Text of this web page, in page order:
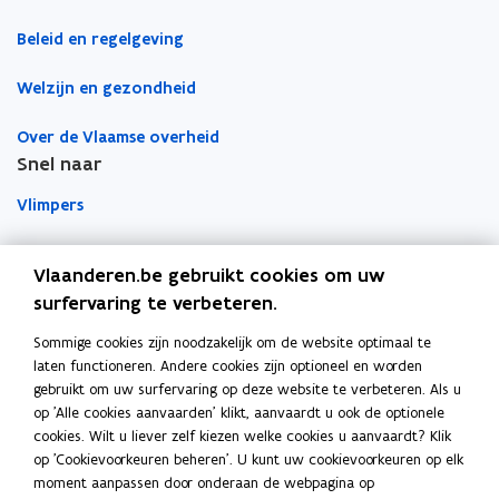
i
u
v
e
n
i
u
v
e
n
e
r
l
m
o
Beleid en regelgeving
Welzijn en gezondheid
Over de Vlaamse overheid
Snel naar
Vlimpers
Orafin
Dit is een website van
Agentschap Overheidspersoneel
Het Facilitair Bedrijf
Digitaal Vlaanderen
Vlaanderen.be gebruikt cookies om uw
surfervaring te verbeteren.
Sommige cookies zijn noodzakelijk om de website optimaal te
laten functioneren. Andere cookies zijn optioneel en worden
gebruikt om uw surfervaring op deze website te verbeteren. Als u
op 'Alle cookies aanvaarden' klikt, aanvaardt u ook de optionele
cookies. Wilt u liever zelf kiezen welke cookies u aanvaardt? Klik
op 'Cookievoorkeuren beheren'. U kunt uw cookievoorkeuren op elk
moment aanpassen door onderaan de webpagina op